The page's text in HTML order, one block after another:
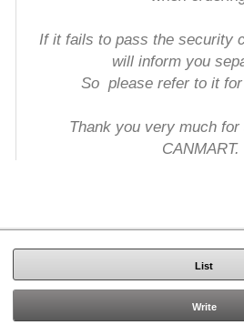
If it fails to pass the security
will inform you
So please refer to it
Thank you very much
CANMART.
List
Write